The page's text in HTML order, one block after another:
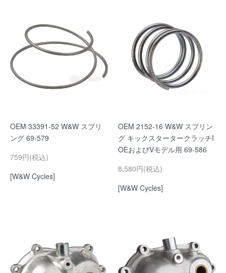
OEM 33391-52 W&W スプリ
ング 69-579
759円(税込)
[W&W Cycles]
OEM 2152-16 W&W スプリン
グ キックスタータークラッチI
OEおよびVモデル用 69-586
8,580円(税込)
[W&W Cycles]